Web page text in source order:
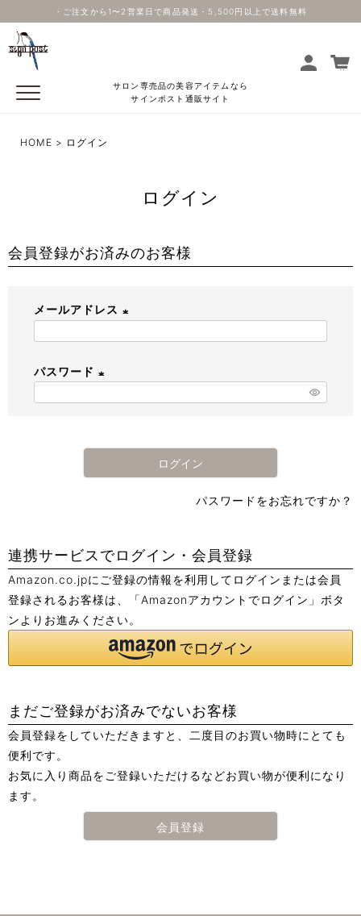
・ご注文から1〜2営業日で商品発送・5,500円以上で送料無料
サロン専売品の美容アイテムなら
サインポスト通販サイト
HOME ログイン
ログイン
会員登録がお済みのお客様
メールアドレス
パスワード
ログイン
パスワードをお忘れですか？
連携サービスでログイン・会員登録
Amazon.co.jpにご登録の情報を利用してログインまたは会員
登録されるお客様は、「Amazonアカウントでログイン」ボタ
ンよりお進みください。
まだご登録がお済みでないお客様
会員登録をしていただきますと、二度目のお買い物時にとても
便利です。
お気に入り商品をご登録いただけるなどお買い物が便利になり
ます。
会員登録